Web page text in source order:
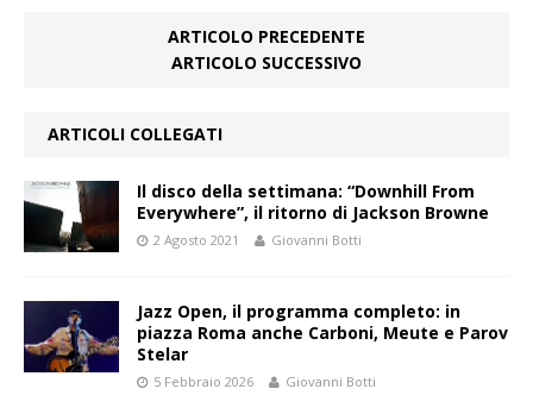
ARTICOLO PRECEDENTE
ARTICOLO SUCCESSIVO
ARTICOLI COLLEGATI
Il disco della settimana: “Downhill From
Everywhere”, il ritorno di Jackson Browne
2 Agosto 2021 Giovanni Botti
Jazz Open, il programma completo: in
piazza Roma anche Carboni, Meute e Parov
Stelar
5 Febbraio 2026 Giovanni Botti